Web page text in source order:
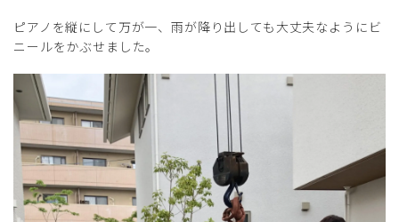
ピアノを縦にして万が一、雨が降り出しても大丈夫なようにビ
ニールをかぶせました。